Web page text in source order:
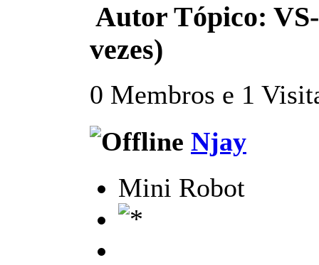
Autor Tópico:
vezes)
0 Membros e 1
Njay
Mini Robot